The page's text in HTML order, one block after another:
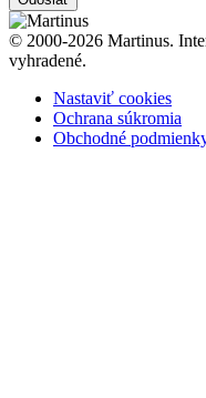
© 2000-2026 Martinus.
vyhradené.
Nastaviť cookies
Ochrana súkromia
Obchodné